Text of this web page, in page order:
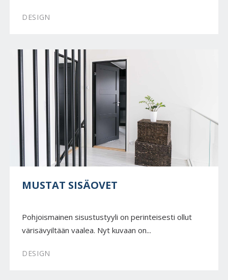
DESIGN
MUSTAT SISÄOVET
Pohjoismainen sisustustyyli on perinteisesti ollut
värisävyiltään vaalea. Nyt kuvaan on...
DESIGN